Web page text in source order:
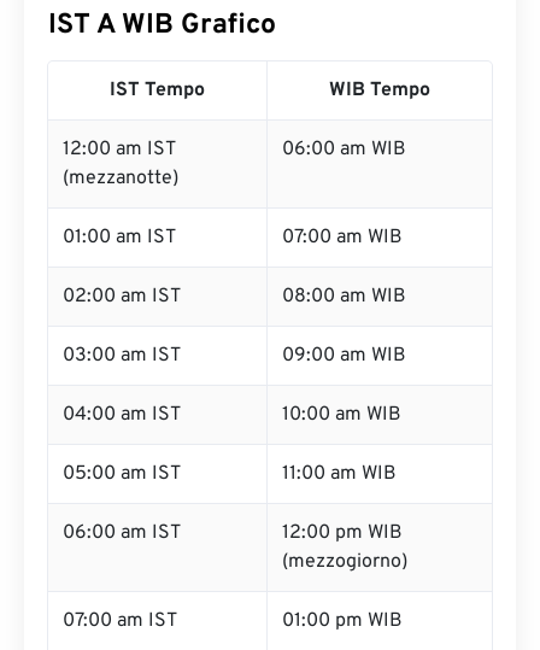
IST A WIB Grafico
IST Tempo WIB Tempo
12:00 am IST
(mezzanotte)
06:00 am WIB
01:00 am IST 07:00 am WIB
02:00 am IST 08:00 am WIB
03:00 am IST 09:00 am WIB
04:00 am IST 10:00 am WIB
05:00 am IST 11:00 am WIB
06:00 am IST
12:00 pm WIB
(mezzogiorno)
07:00 am IST 01:00 pm WIB